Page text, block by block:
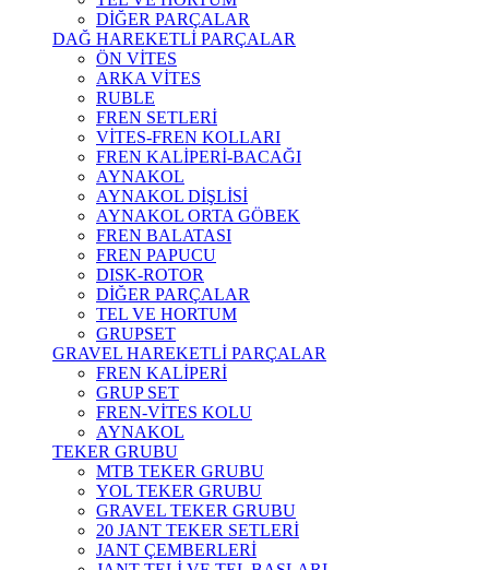
DİĞER PARÇALAR
DAĞ HAREKETLİ PARÇALAR
ÖN VİTES
ARKA VİTES
RUBLE
FREN SETLERİ
VİTES-FREN KOLLARI
FREN KALİPERİ-BACAĞI
AYNAKOL
AYNAKOL DİŞLİSİ
AYNAKOL ORTA GÖBEK
FREN BALATASI
FREN PAPUCU
DISK-ROTOR
DİĞER PARÇALAR
TEL VE HORTUM
GRUPSET
GRAVEL HAREKETLİ PARÇALAR
FREN KALİPERİ
GRUP SET
FREN-VİTES KOLU
AYNAKOL
TEKER GRUBU
MTB TEKER GRUBU
YOL TEKER GRUBU
GRAVEL TEKER GRUBU
20 JANT TEKER SETLERİ
JANT ÇEMBERLERİ